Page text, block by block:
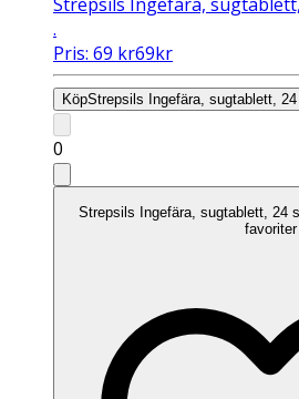
.
Pris: 69 kr69kr
KöpStrepsils Ingefära, sugtablett,
0
Strepsils Ingefära, sugtablett, 24
favoriter